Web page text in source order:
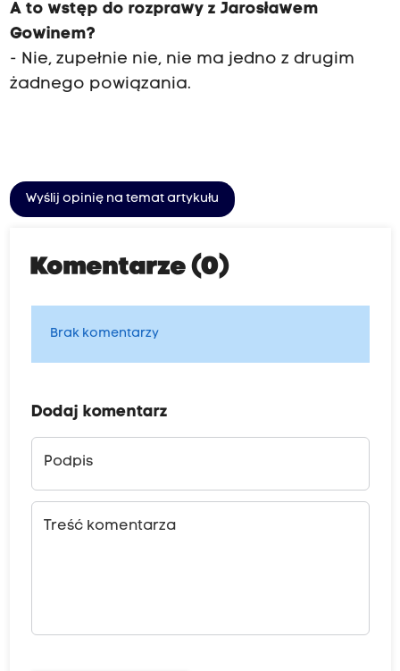
A to wstęp do rozprawy z Jarosławem
Gowinem?
- Nie, zupełnie nie, nie ma jedno z drugim
żadnego powiązania.
Wyślij opinię na temat artykułu
Komentarze (0)
Brak komentarzy
Dodaj komentarz
Podpis
Treść komentarza